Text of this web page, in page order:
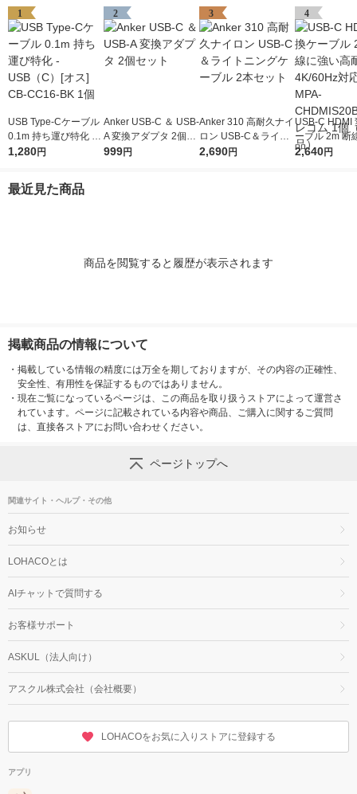
1
USB Type-Cケーブル
0.1m 持ち運び特化 -
USB（C）[オス] CB-
1,280円
2
Anker USB-C ＆ USB-
A 変換アダプタ 2個セ
ット
999円
3
Anker 310 高耐久ナイ
ロン USB-C＆ライト
ニングケーブル 2本セ
2,690円
4
USB-C HDMI
ーブル 2m 断
高耐久 4K/
2,640円
最近見た商品
商品を閲覧すると履歴が表示されます
掲載商品の情報について
・ 掲載している情報の精度には万全を期しておりますが、その内容の正確性、
安全性、有用性を保証するものではありません。
・ 現在ご覧になっているページは、この商品を取り扱うストアによって運営さ
れています。ページに記載されている内容や商品、ご購入に関するご質問
は、直接各ストアにお問い合わせください。
ページトップへ
関連サイト・ヘルプ・その他
お知らせ
LOHACOとは
AIチャットで質問する
お客様サポート
ASKUL（法人向け）
アスクル株式会社（会社概要）
LOHACOをお気に入りストアに登録する
アプリ